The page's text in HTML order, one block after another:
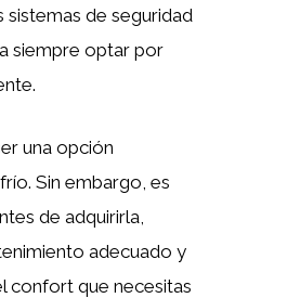
de seguridad
siempre optar por
una opción
Sin embargo, es
de adquirirla,
adecuado y
confort que necesitas